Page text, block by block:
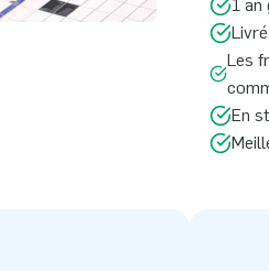
1 an
Les
En